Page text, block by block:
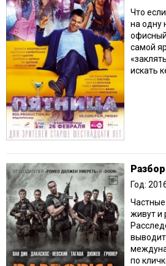
Что
на одну
самой
искать
Год:
живут и
по